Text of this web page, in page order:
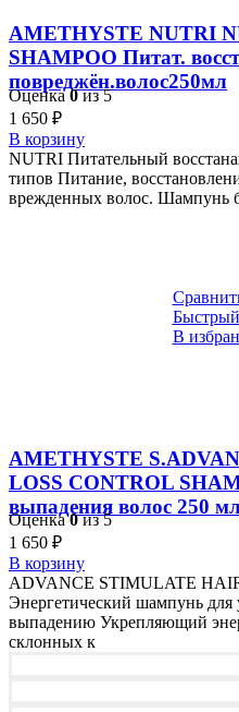
AMETHYSTE NUTRI
SHAMPOO Питат.
повреджён.волос250мл
Оценка0из 5
1 650 ₽
В корзину
NUTRI Питательный
типов Питание,
врежденных волос. Шампунь
В
AMETHYSTE
LOSS CONTROL
выпадения волос 250
Оценка0из 5
1 650 ₽
В корзину
ADVANCE STIMULATE
Энергетический шампунь для
выпадению Укрепляющий
склонных к